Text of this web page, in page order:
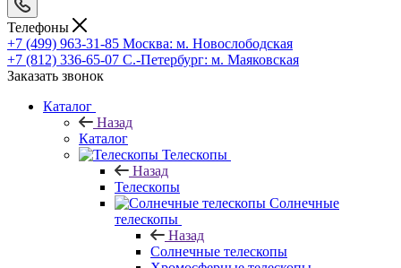
Телефоны
+7 (499) 963-31-85 Москва: м. Новослободская
+7 (812) 336-65-07 С.-Петербург: м. Маяковская
Заказать звонок
Каталог
Назад
Каталог
Телескопы
Назад
Телескопы
Солнечные
телескопы
Назад
Солнечные телескопы